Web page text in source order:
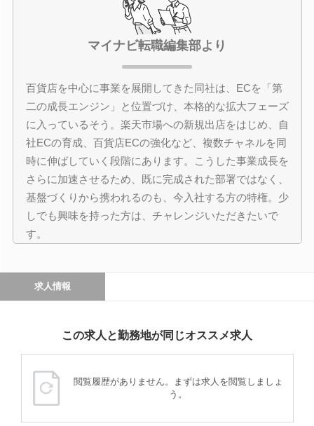
マイナビ転職編集部より
百貨店を中心に事業を展開してきた同社は、ECを「第
二の成長エンジン」と位置づけ、本格的な拡大フェーズ
に入っているそう。楽天市場への新規出店をはじめ、自
社ECの育成、百貨店ECの強化など、複数チャネルを同
時に伸ばしていく段階にあります。こうした事業成長を
さらに加速させるため、既に完成された部署ではなく、
基盤づくりから携われるのも、今入社する方の特権。少
しでも興味を持った方は、チャレンジいただきたいで
す。
求人情報
この求人と勤務地が同じオススメ求人
閲覧履歴がありません。まずは求人を閲覧しましょ
う。